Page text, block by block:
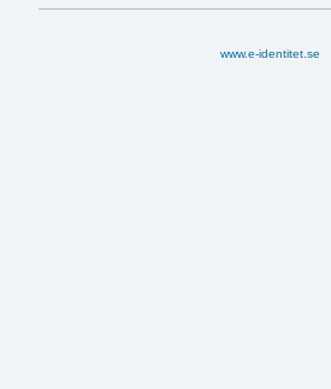
www.e-identitet.se